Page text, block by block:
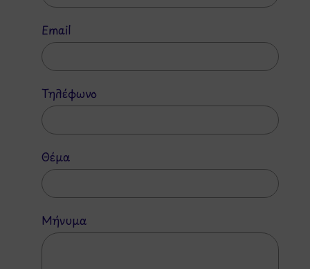
Email
Τηλέφωνο
Θέμα
Μήνυμα